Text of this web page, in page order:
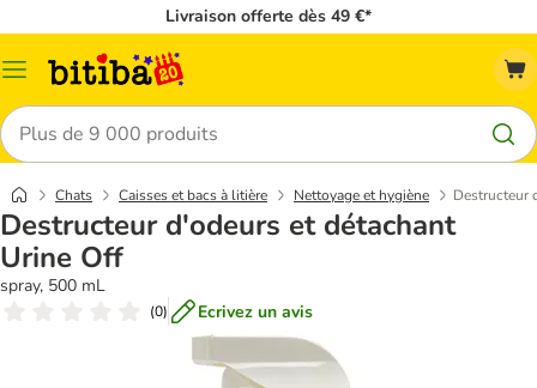
Livraison offerte dès 49 €*
Menu
Rechercher
Chats Caisses et bacs à litière Nettoyage et hygiène Destructeur
Destructeur d'odeurs et détachant
Urine Off
spray, 500 mL
(0) Ecrivez un avis